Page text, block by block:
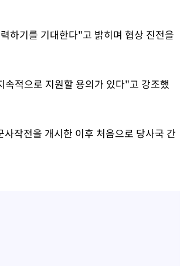
하기를 기대한다"고 밝히며 협상 진전을
적으로 지원할 용의가 있다"고 강조했
작전을 개시한 이후 처음으로 당사국 간